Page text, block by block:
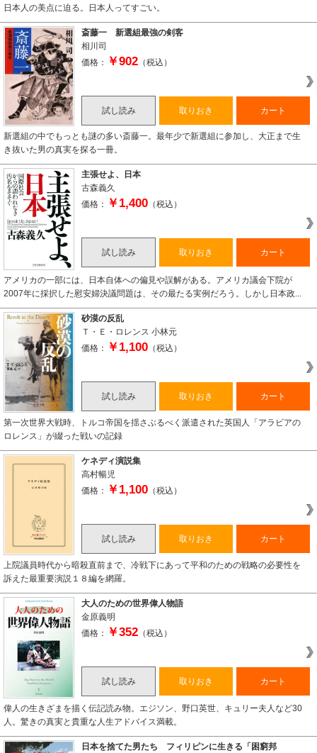
日本人の美点に迫る。日本人ってすごい。
斎藤一 新選組最強の剣客
相川司
価格：
￥902 （税込）
試し読み 取りおき カート
新選組の中でもっとも謎の多い斎藤一。最年少で新選組に参加し、大正まで生
き抜いた男の真実を探る一冊。
主張せよ、日本
古森義久
価格：
￥1,400 （税込）
試し読み 取りおき カート
アメリカの一部には、日本自体への偏見や誤解がある。アメリカ議会下院が
2007年に採択した慰安婦決議問題は、その最たる実例だろう。しかし日本政...
砂漠の反乱
Ｔ・Ｅ・ロレンス 小林元
価格：
￥1,100 （税込）
試し読み 取りおき カート
第一次世界大戦時、トルコ帝国を揺さぶるべく派遣された英国人「アラビアの
ロレンス」が綴った戦いの記録
ケネディ演説集
高村暢児
価格：
￥1,100 （税込）
試し読み 取りおき カート
上院議員時代から暗殺直前まで、冷戦下にあって平和のための戦略の必要性を
訴えた最重要演説１８編を網羅。
大人のための世界偉人物語
金原義明
価格：
￥352 （税込）
試し読み 取りおき カート
偉人の生きざまを描く伝記読み物。エジソン、野口英世、キュリー夫人など30
人。驚きの真実と貴重な人生アドバイス満載。
日本を捨てた男たち フィリピンに生きる「困窮邦